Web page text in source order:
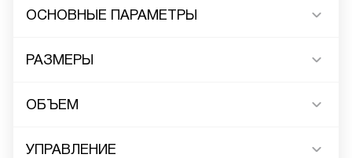
ОСНОВНЫЕ ПАРАМЕТРЫ
РАЗМЕРЫ
ОБЪЕМ
УПРАВЛЕНИЕ